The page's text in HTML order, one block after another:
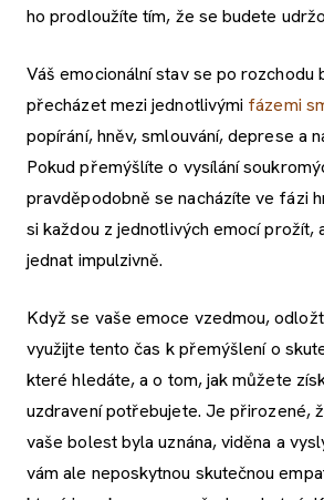
ho prodloužíte tím, že se budete
Váš emocionální stav se po rozchodu
přecházet mezi jednotlivými fázemi
popírání, hněv, smlouvání, deprese a
Pokud přemýšlíte o vysílání
pravděpodobně se nacházíte ve fázi
si každou z jednotlivých emocí prožít,
jednat impulzivně.
Když se vaše emoce vzedmou,
využijte tento čas k přemýšlení o
které hledáte, a o tom, jak můžete
uzdravení potřebujete. Je přirozené,
vaše bolest byla uznána, viděna a
vám ale neposkytnou skutečnou